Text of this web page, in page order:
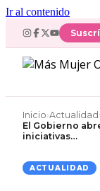
Ir al contenido
Inicio›Actualidad ›
El Gobierno
iniciativas…
ACTUALIDAD